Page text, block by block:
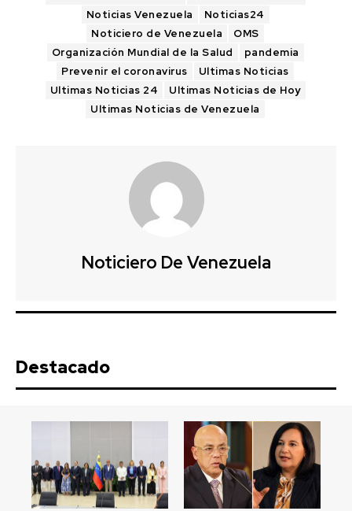
Noticias Venezuela
Noticias24
Noticiero de Venezuela
OMS
Organización Mundial de la Salud
pandemia
Prevenir el coronavirus
Ultimas Noticias
Ultimas Noticias 24
Ultimas Noticias de Hoy
Ultimas Noticias de Venezuela
Noticiero De Venezuela
Destacado